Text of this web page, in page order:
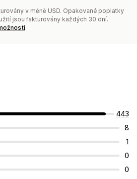
v měně USD. Opakované poplatky
jsou fakturovány každých 30 dní.
443
8
1
0
0